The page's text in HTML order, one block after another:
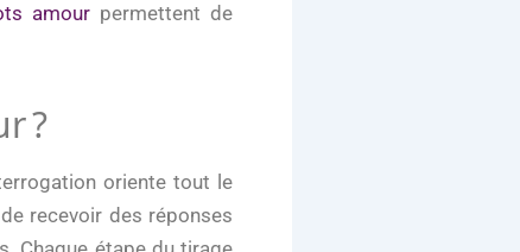
amour permettent de
?
oriente tout le
recevoir des réponses